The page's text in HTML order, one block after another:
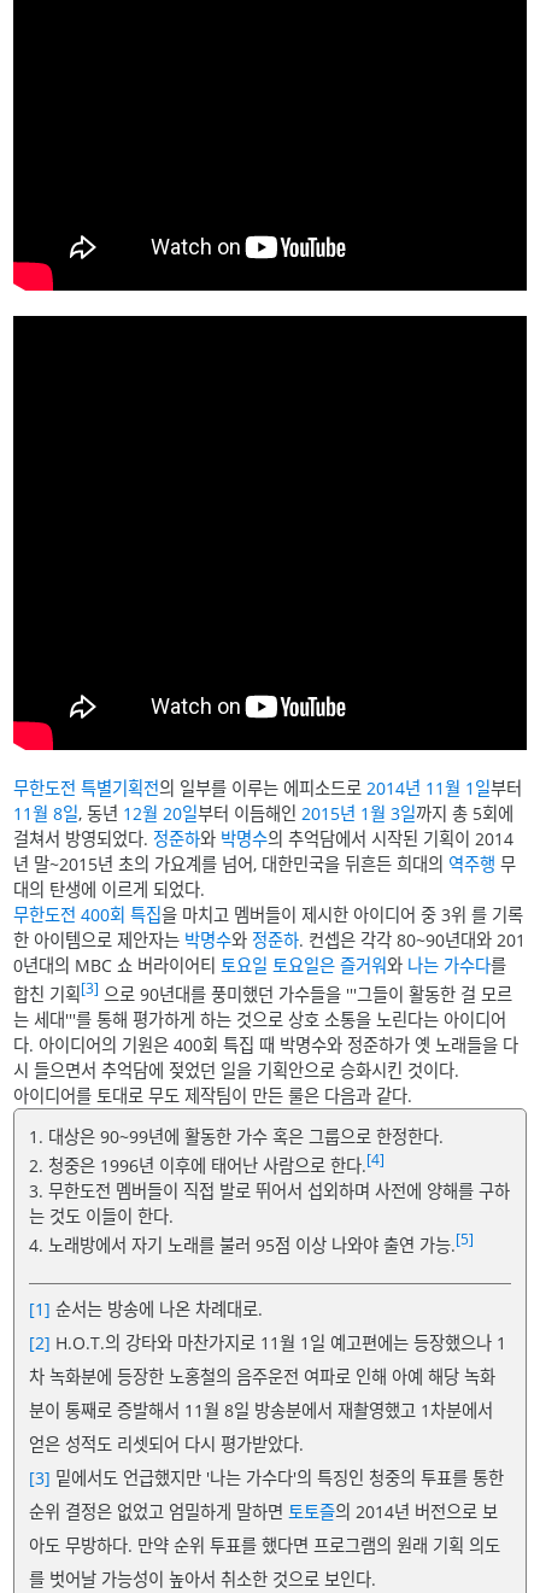
무한도전 특별기획전의 일부를 이루는 에피소드로2014년 11월 1일부터
11월 8일, 동년 12월 20일부터 이듬해인2015년 1월 3일까지 총 5회에
걸쳐서 방영되었다. 정준하와 박명수의 추억담에서 시작된 기획이 2014
년 말~2015년 초의 가요계를 넘어, 대한민국을 뒤흔든 희대의 역주행 무
대의 탄생에 이르게 되었다.
무한도전 400회 특집을 마치고 멤버들이 제시한 아이디어 중 3위 를 기록
한 아이템으로 제안자는 박명수와 정준하. 컨셉은 각각 80~90년대와 201
0년대의 MBC 쇼 버라이어티토요일 토요일은 즐거워와 나는 가수다를
합친 기획[3] 으로 90년대를 풍미했던 가수들을 '''그들이 활동한 걸 모르
는 세대'''를 통해 평가하게 하는 것으로 상호 소통을 노린다는 아이디어
다. 아이디어의 기원은 400회 특집 때 박명수와 정준하가 옛 노래들을 다
시 들으면서 추억담에 젖었던 일을 기획안으로 승화시킨 것이다.
아이디어를 토대로 무도 제작팀이 만든 룰은 다음과 같다.
1. 대상은 90~99년에 활동한 가수 혹은 그룹으로 한정한다.
2. 청중은 1996년 이후에 태어난 사람으로 한다.[4]
3. 무한도전 멤버들이 직접 발로 뛰어서 섭외하며 사전에 양해를 구하
는 것도 이들이 한다.
4. 노래방에서 자기 노래를 불러 95점 이상 나와야 출연 가능.[5]
[1] 순서는 방송에 나온 차례대로.
[2] H.O.T.의 강타와 마찬가지로 11월 1일 예고편에는 등장했으나 1
차 녹화분에 등장한 노홍철의 음주운전 여파로 인해 아예 해당 녹화
분이 통째로 증발해서 11월 8일 방송분에서 재촬영했고 1차분에서
얻은 성적도 리셋되어 다시 평가받았다.
[3] 밑에서도 언급했지만 '나는 가수다'의 특징인 청중의 투표를 통한
순위 결정은 없었고 엄밀하게 말하면토토즐의 2014년 버전으로 보
아도 무방하다. 만약 순위 투표를 했다면 프로그램의 원래 기획 의도
를 벗어날 가능성이 높아서 취소한 것으로 보인다.